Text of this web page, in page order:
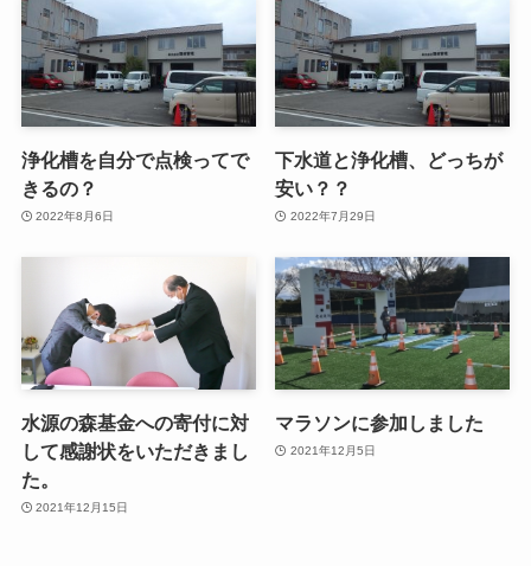
浄化槽を自分で点検ってで
きるの？
2022年8月6日
下水道と浄化槽、どっちが
安い？？
2022年7月29日
水源の森基金への寄付に対
して感謝状をいただきまし
た。
2021年12月15日
マラソンに参加しました
2021年12月5日